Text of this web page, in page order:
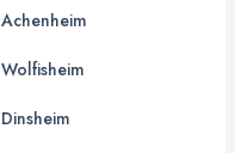
Achenheim
Wolfisheim
Dinsheim